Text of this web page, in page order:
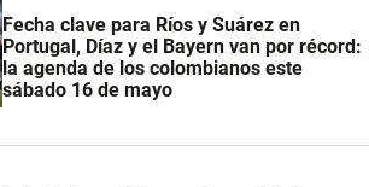
Fecha clave para Ríos y Suárez en
Portugal, Díaz y el Bayern van por récord:
la agenda de los colombianos este
sábado 16 de mayo